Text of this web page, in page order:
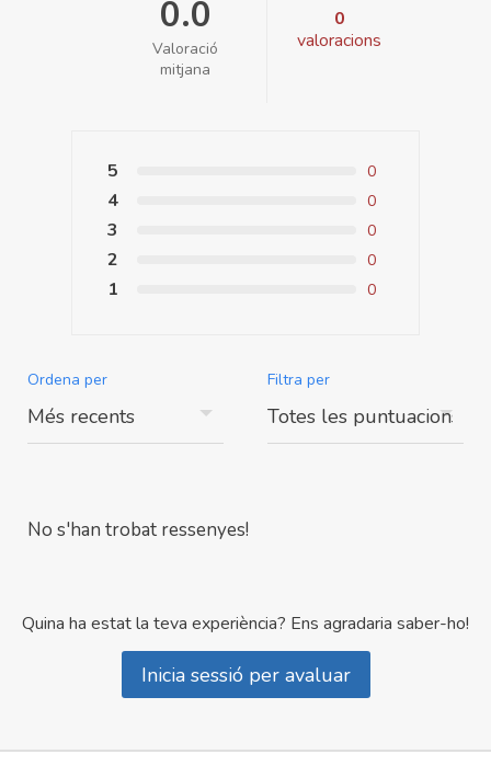
0.0
Valoració
mitjana
0
valoracions
5 0
4 0
3 0
2 0
1 0
Ordena per Filtra per
No s'han trobat ressenyes!
Quina ha estat la teva experiència? Ens agradaria saber-ho!
Inicia sessió per avaluar